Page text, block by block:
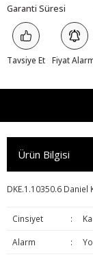
Garanti Süresi
Tavsiye Et Fiyat
Ürün Bilgisi
DKE.1.10350.6 Daniel
Cinsiyet :
Alarm :